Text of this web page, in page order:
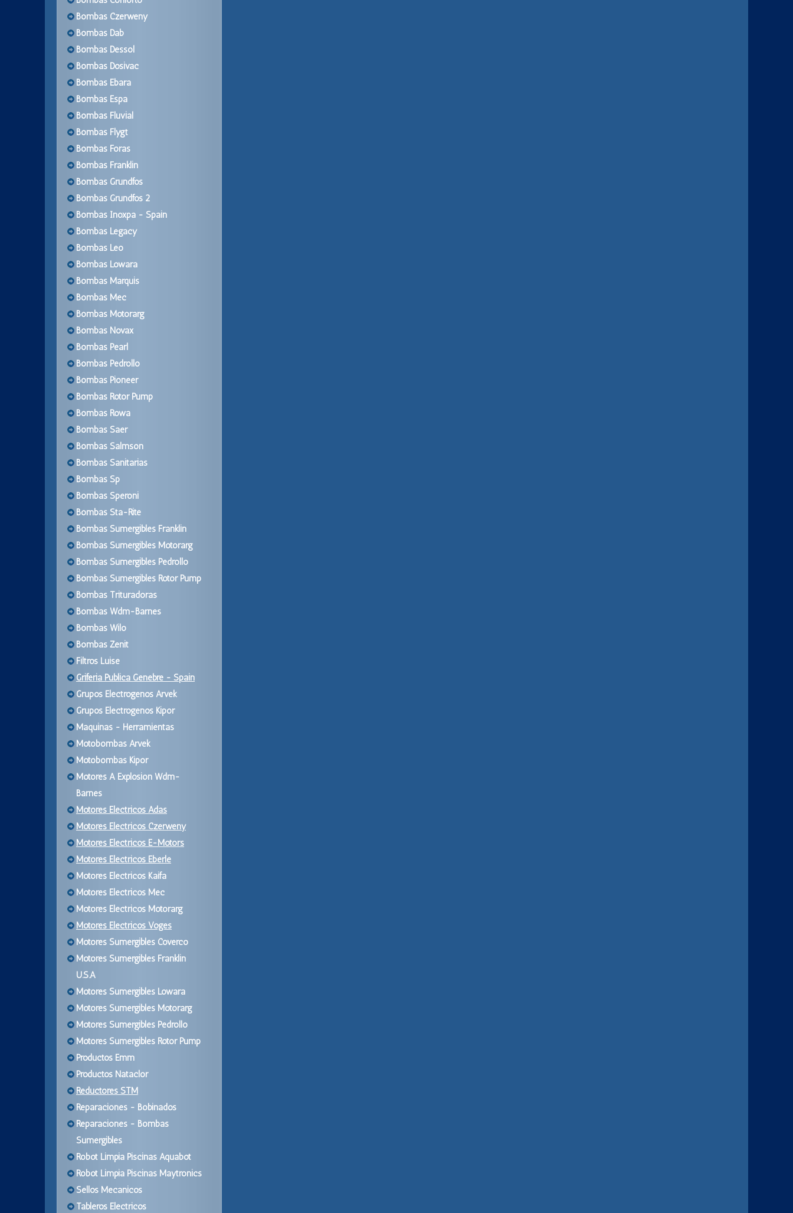
Bombas Czerweny
Bombas Dab
Bombas Dessol
Bombas Dosivac
Bombas Ebara
Bombas Espa
Bombas Fluvial
Bombas Flygt
Bombas Foras
Bombas Franklin
Bombas Grundfos
Bombas Grundfos 2
Bombas Inoxpa - Spain
Bombas Legacy
Bombas Leo
Bombas Lowara
Bombas Marquis
Bombas Mec
Bombas Motorarg
Bombas Novax
Bombas Pearl
Bombas Pedrollo
Bombas Pioneer
Bombas Rotor Pump
Bombas Rowa
Bombas Saer
Bombas Salmson
Bombas Sanitarias
Bombas Sp
Bombas Speroni
Bombas Sta-Rite
Bombas Sumergibles Franklin
Bombas Sumergibles Motorarg
Bombas Sumergibles Pedrollo
Bombas Sumergibles Rotor Pump
Bombas Trituradoras
Bombas Wdm-Barnes
Bombas Wilo
Bombas Zenit
Filtros Luise
Griferia Publica Genebre - Spain
Grupos Electrogenos Arvek
Grupos Electrogenos Kipor
Maquinas - Herramientas
Motobombas Arvek
Motobombas Kipor
Motores A Explosion Wdm-
Barnes
Motores Electricos Adas
Motores Electricos Czerweny
Motores Electricos E-Motors
Motores Electricos Eberle
Motores Electricos Kaifa
Motores Electricos Mec
Motores Electricos Motorarg
Motores Electricos Voges
Motores Sumergibles Coverco
Motores Sumergibles Franklin
U.S.A
Motores Sumergibles Lowara
Motores Sumergibles Motorarg
Motores Sumergibles Pedrollo
Motores Sumergibles Rotor Pump
Productos Emm
Productos Nataclor
Reductores STM
Reparaciones - Bobinados
Reparaciones - Bombas
Sumergibles
Robot Limpia Piscinas Aquabot
Robot Limpia Piscinas Maytronics
Sellos Mecanicos
Tableros Electricos